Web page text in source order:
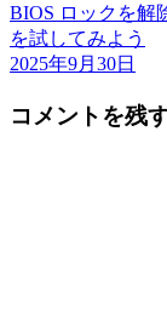
BIOS ロックを解
を試してみよう
2025年9月30日
コメントを残